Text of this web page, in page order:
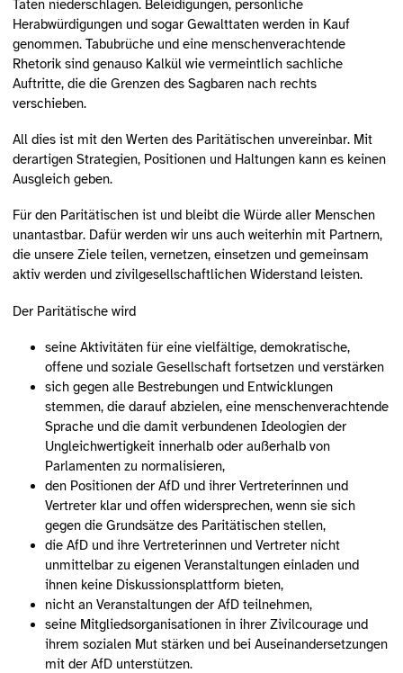
Taten niederschlagen. Beleidigungen, persönliche
Herabwürdigungen und sogar Gewalttaten werden in Kauf
genommen. Tabubrüche und eine menschenverachtende
Rhetorik sind genauso Kalkül wie vermeintlich sachliche
Auftritte, die die Grenzen des Sagbaren nach rechts
verschieben.
All dies ist mit den Werten des Paritätischen unvereinbar. Mit
derartigen Strategien, Positionen und Haltungen kann es keinen
Ausgleich geben.
Für den Paritätischen ist und bleibt die Würde aller Menschen
unantastbar. Dafür werden wir uns auch weiterhin mit Partnern,
die unsere Ziele teilen, vernetzen, einsetzen und gemeinsam
aktiv werden und zivilgesellschaftlichen Widerstand leisten.
Der Paritätische wird
seine Aktivitäten für eine vielfältige, demokratische,
offene und soziale Gesellschaft fortsetzen und verstärken
sich gegen alle Bestrebungen und Entwicklungen
stemmen, die darauf abzielen, eine menschenverachtende
Sprache und die damit verbundenen Ideologien der
Ungleichwertigkeit innerhalb oder außerhalb von
Parlamenten zu normalisieren,
den Positionen der AfD und ihrer Vertreterinnen und
Vertreter klar und offen widersprechen, wenn sie sich
gegen die Grundsätze des Paritätischen stellen,
die AfD und ihre Vertreterinnen und Vertreter nicht
unmittelbar zu eigenen Veranstaltungen einladen und
ihnen keine Diskussionsplattform bieten,
nicht an Veranstaltungen der AfD teilnehmen,
seine Mitgliedsorganisationen in ihrer Zivilcourage und
ihrem sozialen Mut stärken und bei Auseinandersetzungen
mit der AfD unterstützen.